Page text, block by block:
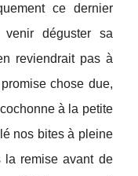
ce dernier
déguster sa
reviendrait pas à
chose due,
à la petite
nos bites à pleine
la remise avant de